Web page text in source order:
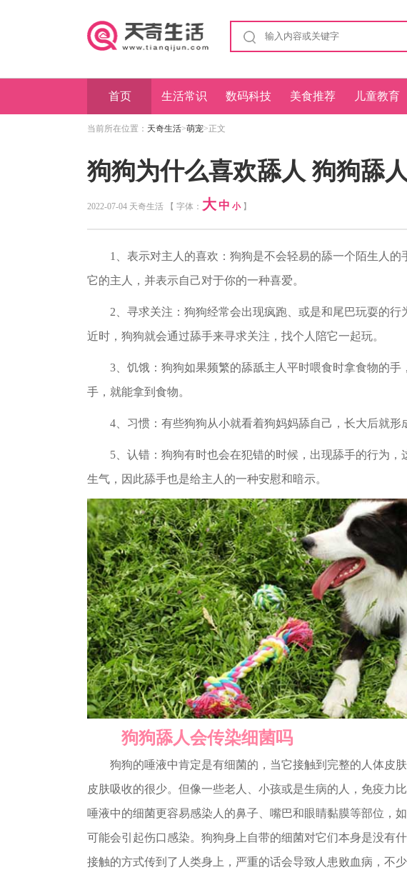
首页 生活常识 数码科技 美食推荐 儿童教育
当前所在位置： 天奇生活>萌宠>正文
狗狗为什么喜欢舔人 狗狗舔
2022-07-04 天奇生活 【 字体： 大 中 小】
1、表示对主人的喜欢：狗狗是不会轻易的舔一个陌生人的
它的主人，并表示自己对于你的一种喜爱。
2、寻求关注：狗狗经常会出现疯跑、或是和尾巴玩耍的行
近时，狗狗就会通过舔手来寻求关注，找个人陪它一起玩。
3、饥饿：狗狗如果频繁的舔舐主人平时喂食时拿食物的手
手，就能拿到食物。
4、习惯：有些狗狗从小就看着狗妈妈舔自己，长大后就形
5、认错：狗狗有时也会在犯错的时候，出现舔手的行为，
生气，因此舔手也是给主人的一种安慰和暗示。
狗狗舔人会传染细菌吗
狗狗的唾液中肯定是有细菌的，当它接触到完整的人体皮肤
皮肤吸收的很少。但像一些老人、小孩或是生病的人，免疫力
唾液中的细菌更容易感染人的鼻子、嘴巴和眼睛黏膜等部位，
可能会引起伤口感染。狗狗身上自带的细菌对它们本身是没有
接触的方式传到了人类身上，严重的话会导致人患败血病，不